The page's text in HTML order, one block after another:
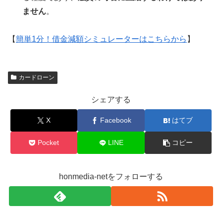
ません。
【簡単1分！借金減額シミュレーターはこちらから 】
カードローン
シェアする
X Facebook はてブ
Pocket LINE コピー
honmedia-netをフォローする